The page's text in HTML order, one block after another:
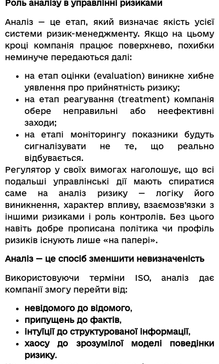
Роль аналізу в управлінні ризиками
Аналіз — це етап, який визначає якість усієї
системи ризик-менеджменту. Якщо на цьому
кроці компанія працює поверхнево, похибки
неминуче передаються далі:
на етап оцінки (evaluation) виникне хибне
уявлення про прийнятність ризику;
на етап реагування (treatment) компанія
обере неправильні або неефективні
заходи;
на етапі моніторингу показники будуть
сигналізувати не те, що реально
відбувається.
Регулятор у своїх вимогах наголошує, що всі
подальші управлінські дії мають спиратися
саме на аналіз ризику — логіку його
виникнення, характер впливу, взаємозв’язки з
іншими ризиками і роль контролів. Без цього
навіть добре прописана політика чи профіль
ризиків існують лише «на папері».
Аналіз — це спосіб зменшити невизначеність
Використовуючи терміни ISO, аналіз дає
компанії змогу перейти від:
невідомого до відомого,
припущень до фактів,
інтуїції до структурованої інформації,
хаосу до зрозумілої моделі поведінки
ризику.